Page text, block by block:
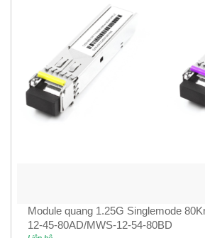
Module quang 1.25G Singlemode
12-45-80AD/MWS-12-54-80BD